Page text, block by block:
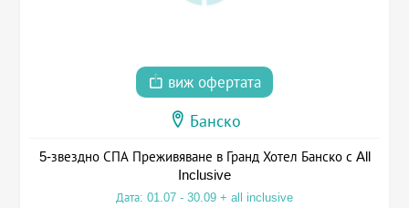
виж офертата
Банско
5-звездно СПА Преживяване в Гранд Хотел Банско с All
Inclusive
Дата: 01.07 - 30.09 + all inclusive